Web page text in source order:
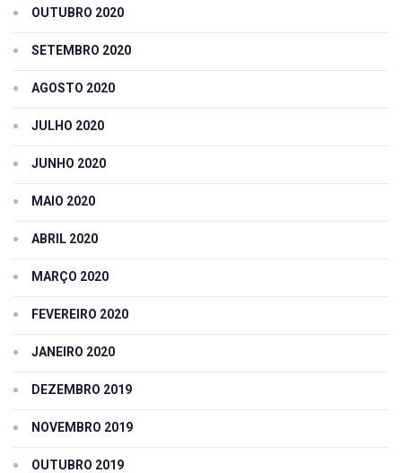
OUTUBRO 2020
SETEMBRO 2020
AGOSTO 2020
JULHO 2020
JUNHO 2020
MAIO 2020
ABRIL 2020
MARÇO 2020
FEVEREIRO 2020
JANEIRO 2020
DEZEMBRO 2019
NOVEMBRO 2019
OUTUBRO 2019